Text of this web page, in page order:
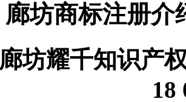
廊坊商标注册介
坊耀千知识产
18